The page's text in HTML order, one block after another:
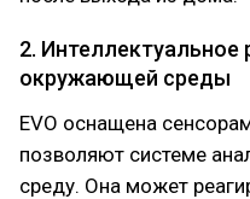
2. Интеллектуальное
окружающей среды
EVO оснащена
позволяют системе
среду. Она может